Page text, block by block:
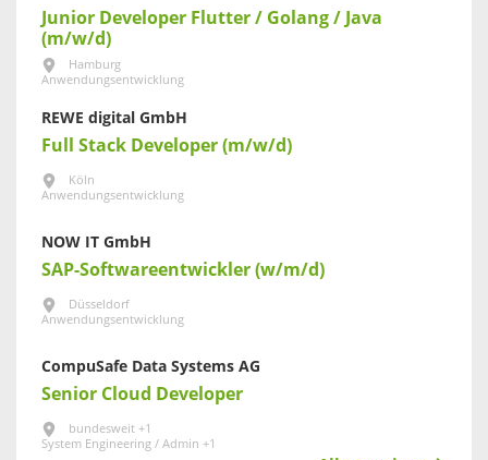
Junior Developer Flutter / Golang / Java
(m/w/d)
Hamburg
Anwendungsentwicklung
REWE digital GmbH
Full Stack Developer (m/w/d)
Köln
Anwendungsentwicklung
NOW IT GmbH
SAP-Softwareentwickler (w/m/d)
Düsseldorf
Anwendungsentwicklung
CompuSafe Data Systems AG
Senior Cloud Developer
bundesweit +1
System Engineering / Admin +1